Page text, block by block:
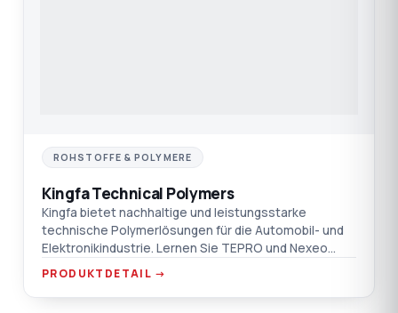
ROHSTOFFE & POLYMERE
Kingfa Technical Polymers
Kingfa bietet nachhaltige und leistungsstarke
technische Polymerlösungen für die Automobil- und
Elektronikindustrie. Lernen Sie TEPRO und Nexeo
kennen.
PRODUKTDETAIL →